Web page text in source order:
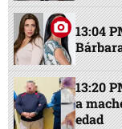
13:04
13:20
a
edad